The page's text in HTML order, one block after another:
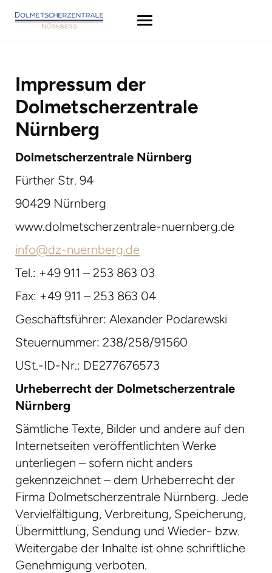
Impressum der
Dolmetscherzentrale
Nürnberg
Dolmetscherzentrale Nürnberg
Fürther Str. 94
90429 Nürnberg
www.dolmetscherzentrale-nuernberg.de
info@dz-nuernberg.de
Tel.: +49 911 – 253 863 03
Fax: +49 911 – 253 863 04
Geschäftsführer: Alexander Podarewski
Steuernummer: 238/258/91560
USt.-ID-Nr.: DE277676573
Urheberrecht der Dolmetscherzentrale
Nürnberg
Sämtliche Texte, Bilder und andere auf den
Internetseiten veröffentlichten Werke
unterliegen – sofern nicht anders
gekennzeichnet – dem Urheberrecht der
Firma Dolmetscherzentrale Nürnberg. Jede
Vervielfältigung, Verbreitung, Speicherung,
Übermittlung, Sendung und Wieder- bzw.
Weitergabe der Inhalte ist ohne schriftliche
Genehmigung verboten.